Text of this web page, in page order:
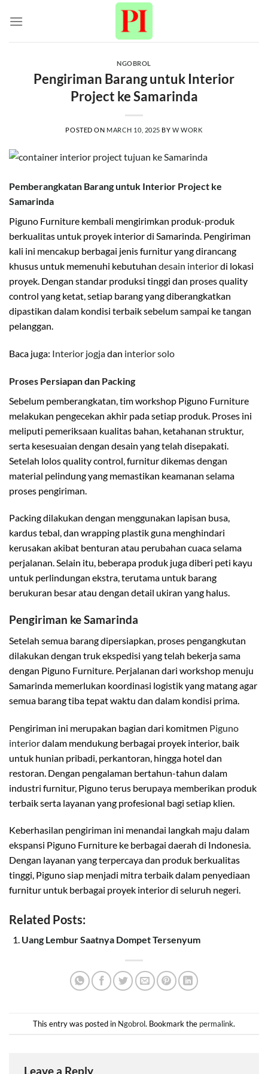
NGOBROL
Pengiriman Barang untuk Interior
Project ke Samarinda
POSTED ON MARCH 10, 2025 BYW WORK
Pemberangkatan Barang untuk Interior Project ke
Samarinda
Piguno Furniture kembali mengirimkan produk-produk
berkualitas untuk proyek interior di Samarinda. Pengiriman
kali ini mencakup berbagai jenis furnitur yang dirancang
khusus untuk memenuhi kebutuhan desain interiordi lokasi
proyek. Dengan standar produksi tinggi dan proses quality
control yang ketat, setiap barang yang diberangkatkan
dipastikan dalam kondisi terbaik sebelum sampai ke tangan
pelanggan.
Baca juga: Interior jogjadan interior solo
Proses Persiapan dan Packing
Sebelum pemberangkatan, tim workshop Piguno Furniture
melakukan pengecekan akhir pada setiap produk. Proses ini
meliputi pemeriksaan kualitas bahan, ketahanan struktur,
serta kesesuaian dengan desain yang telah disepakati.
Setelah lolos quality control, furnitur dikemas dengan
material pelindung yang memastikan keamanan selama
proses pengiriman.
Packing dilakukan dengan menggunakan lapisan busa,
kardus tebal, dan wrapping plastik guna menghindari
kerusakan akibat benturan atau perubahan cuaca selama
perjalanan. Selain itu, beberapa produk juga diberi peti kayu
untuk perlindungan ekstra, terutama untuk barang
berukuran besar atau dengan detail ukiran yang halus.
Pengiriman ke Samarinda
Setelah semua barang dipersiapkan, proses pengangkutan
dilakukan dengan truk ekspedisi yang telah bekerja sama
dengan Piguno Furniture. Perjalanan dari workshop menuju
Samarinda memerlukan koordinasi logistik yang matang agar
semua barang tiba tepat waktu dan dalam kondisi prima.
Pengiriman ini merupakan bagian dari komitmen Piguno
interiordalam mendukung berbagai proyek interior, baik
untuk hunian pribadi, perkantoran, hingga hotel dan
restoran. Dengan pengalaman bertahun-tahun dalam
industri furnitur, Piguno terus berupaya memberikan produk
terbaik serta layanan yang profesional bagi setiap klien.
Keberhasilan pengiriman ini menandai langkah maju dalam
ekspansi Piguno Furniture ke berbagai daerah di Indonesia.
Dengan layanan yang terpercaya dan produk berkualitas
tinggi, Piguno siap menjadi mitra terbaik dalam penyediaan
furnitur untuk berbagai proyek interior di seluruh negeri.
Related Posts:
Uang Lembur Saatnya Dompet Tersenyum
This entry was posted in Ngobrol. Bookmark the permalink.
Leave a Reply